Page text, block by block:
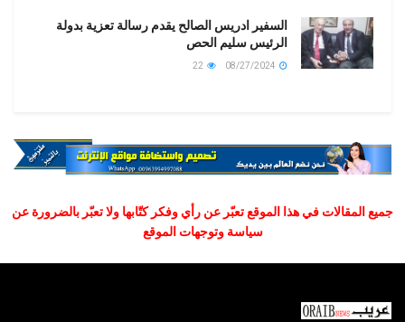
السفير ادريس الصالح يقدم رسالة تعزية بدولة
الرئيس سليم الحص
جميع المقالات في هذا الموقع تعبّر عن رأي وفكر كتّابها ولا تعبّر بالضرورة عن
سياسة وتوجهات الموقع